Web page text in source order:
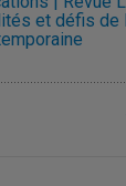
et défis de